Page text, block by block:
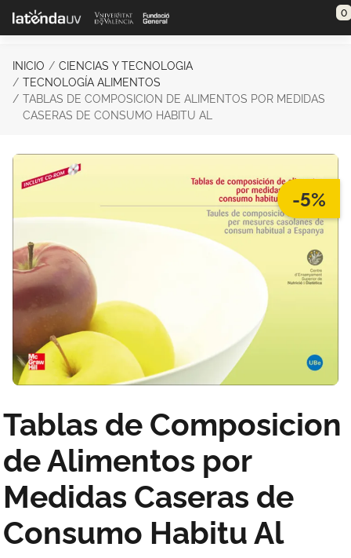
Saltar al contenido principal 0
INICIO
CIENCIAS Y TECNOLOGIA
TECNOLOGÍA ALIMENTOS
TABLAS DE COMPOSICION DE ALIMENTOS POR MEDIDAS
CASERAS DE CONSUMO HABITU AL
-5%
Tablas de Composicion
de Alimentos por
Medidas Caseras de
Consumo Habitu Al